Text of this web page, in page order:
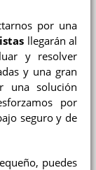
por una
llegarán al
y resolver
y una gran
una solución
por
seguro y de
puedes